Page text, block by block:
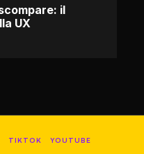
il
UX
TIKTOK YOUTUBE